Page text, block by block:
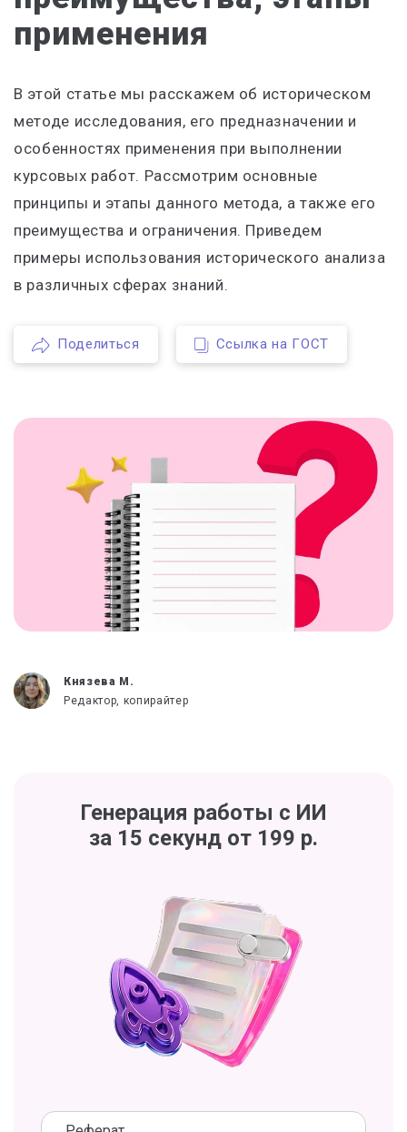
применения
В этой статье мы расскажем об историческом
методе исследования, его предназначении и
особенностях применения при выполнении
курсовых работ. Рассмотрим основные
принципы и этапы данного метода, а также его
преимущества и ограничения. Приведем
примеры использования исторического анализа
в различных сферах знаний.
Поделиться Ссылка на ГОСТ
Князева М.
Редактор, копирайтер
Генерация работы с ИИ
за 15 секунд от 199 р.